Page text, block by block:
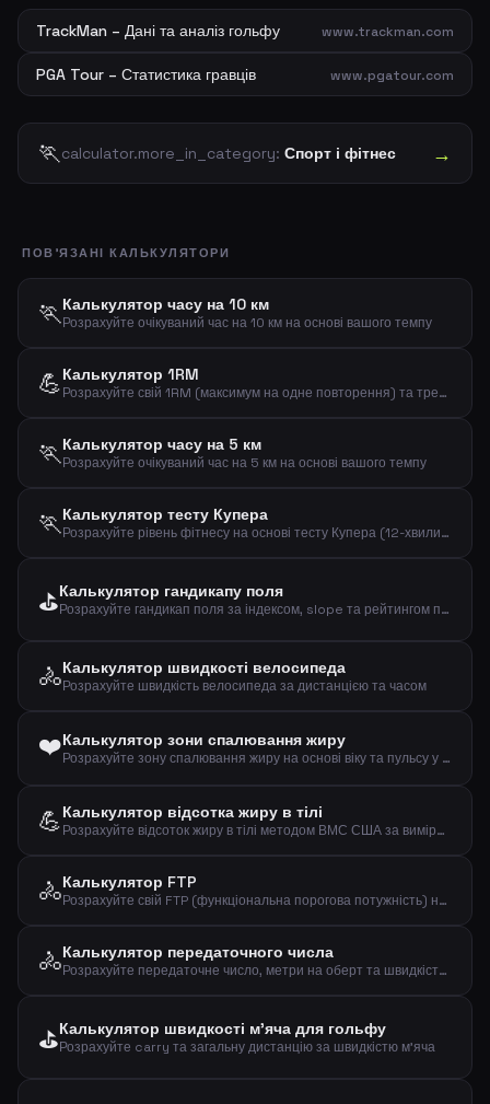
TrackMan – Дані та аналіз гольфу www.trackman.com
PGA Tour – Статистика гравців www.pgatour.com
🏃calculator.more_in_category: Спорт і фітнес →
ПОВ'ЯЗАНІ КАЛЬКУЛЯТОРИ
🏃Калькулятор часу на 10 км
Розрахуйте очікуваний час на 10 км на основі вашого темпу
💪Калькулятор 1RM
Розрахуйте свій 1RM (максимум на одне повторення) та тренувальні відсотки за вагою та повтореннями
🏃Калькулятор часу на 5 км
Розрахуйте очікуваний час на 5 км на основі вашого темпу
🏃Калькулятор тесту Купера
Розрахуйте рівень фітнесу на основі тесту Купера (12-хвилинний біговий тест)
⛳Калькулятор гандикапу поля
Розрахуйте гандикап поля за індексом, slope та рейтингом поля
🚴Калькулятор швидкості велосипеда
Розрахуйте швидкість велосипеда за дистанцією та часом
❤️Калькулятор зони спалювання жиру
Розрахуйте зону спалювання жиру на основі віку та пульсу у спокої
💪Калькулятор відсотка жиру в тілі
Розрахуйте відсоток жиру в тілі методом ВМС США за вимірами талії, шиї та зросту
🚴Калькулятор FTP
Розрахуйте свій FTP (функціональна порогова потужність) на основі тесту на час
🚴Калькулятор передаточного числа
Розрахуйте передаточне число, метри на оберт та швидкість при заданому каденсі
⛳Калькулятор швидкості м'яча для гольфу
Розрахуйте carry та загальну дистанцію за швидкістю м'яча